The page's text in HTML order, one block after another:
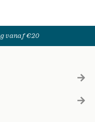
vanaf €20